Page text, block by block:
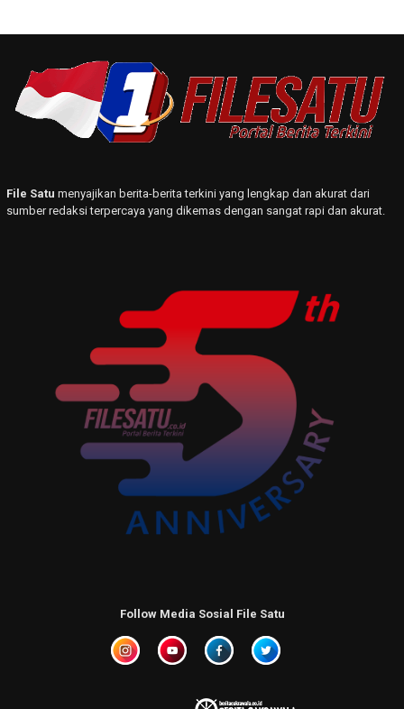
File Satu menyajikan berita-berita terkini yang lengkap dan akurat dari
sumber redaksi terpercaya yang dikemas dengan sangat rapi dan akurat.
Follow Media Sosial File Satu